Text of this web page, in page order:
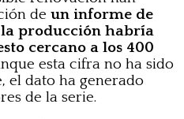
de un informe de
la producción habría
cercano a los 400
esta cifra no ha sido
el dato ha generado
de la serie.